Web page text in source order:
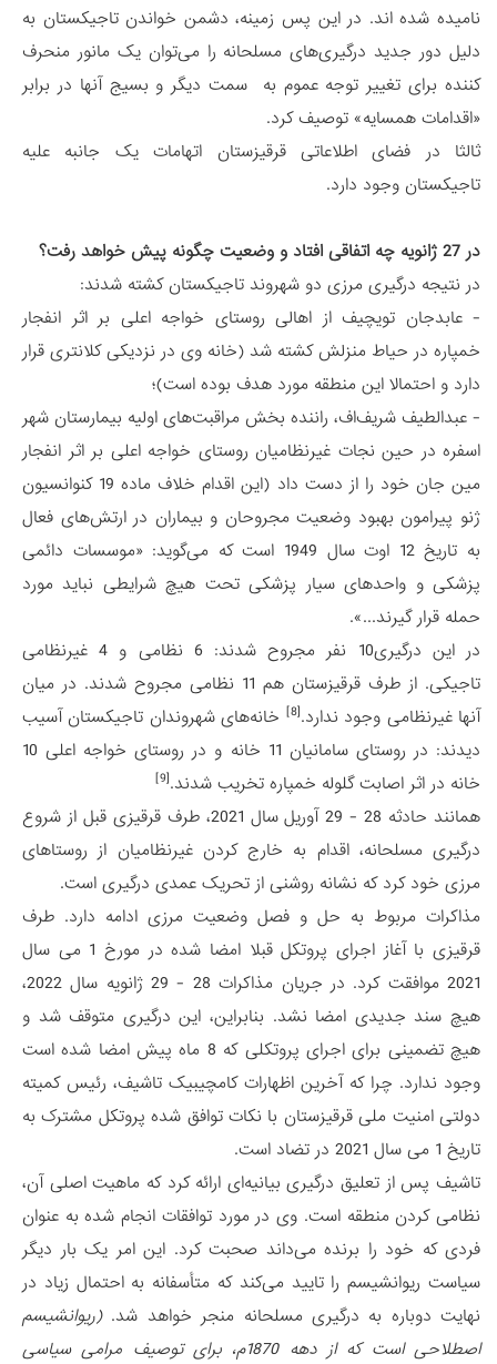
نامیده شده اند. در این پس زمینه، دشمن خواندن تاجیکستان به
دلیل دور جدید درگیری‌های مسلحانه را می‌توان یک مانور منحرف
کننده برای تغییر توجه عموم به سمت دیگر و بسیج آنها در برابر
«اقدامات همسایه» توصیف کرد.
ثالثا در فضای اطلاعاتی قرقیزستان اتهامات یک جانبه علیه
تاجیکستان وجود دارد.
در 27 ژانویه چه اتفاقی افتاد و وضعیت چگونه پیش خواهد رفت؟
در نتیجه درگیری مرزی دو شهروند تاجیکستان کشته شدند:
- عابدجان تویچیف از اهالی روستای خواجه اعلی بر اثر انفجار
خمپاره در حیاط منزلش کشته شد (خانه وی در نزدیکی کلانتری قرار
دارد و احتمالا این منطقه مورد هدف بوده است)؛
- عبدالطیف شریف‌اف، راننده بخش مراقبت‌های اولیه بیمارستان شهر
اسفره در حین نجات غیرنظامیان روستای خواجه اعلی بر اثر انفجار
مین جان خود را از دست داد (این اقدام خلاف ماده 19 کنوانسیون
ژنو پیرامون بهبود وضعیت مجروحان و بیماران در ارتش‌های فعال
به تاریخ 12 اوت سال 1949 است که می‌گوید: «موسسات دائمی
پزشکی و واحدهای سیار پزشکی تحت هیچ شرایطی نباید مورد
حمله قرار گیرند...».
در این درگیری10 نفر مجروح شدند: 6 نظامی و 4 غیرنظامی
تاجیکی. از طرف قرقیزستان هم 11 نظامی مجروح شدند. در میان
آنها غیرنظامی وجود ندارد.[8]
خانه‌های شهروندان تاجیکستان آسیب
دیدند: در روستای سامانیان 11 خانه و در روستای خواجه اعلی 10
خانه در اثر اصابت گلوله خمپاره تخریب شدند.[9]
همانند حادثه 28 - 29 آوریل سال 2021، طرف قرقیزی قبل از شروع
درگیری مسلحانه، اقدام به خارج کردن غیرنظامیان از روستاهای
مرزی خود کرد که نشانه روشنی از تحریک عمدی درگیری است.
مذاکرات مربوط به حل و فصل وضعیت مرزی ادامه دارد. طرف
قرقیزی با آغاز اجرای پروتکل قبلا امضا شده در مورخ 1 می سال
2021 موافقت کرد. در جریان مذاکرات 28 - 29 ژانویه سال 2022،
هیچ سند جدیدی امضا نشد. بنابراین، این درگیری متوقف شد و
هیچ تضمینی برای اجرای پروتکلی که 8 ماه پیش امضا شده است
وجود ندارد. چرا که آخرین اظهارات کامچیبیک تاشیف، رئیس کمیته
دولتی امنیت ملی قرقیزستان با نکات توافق شده پروتکل مشترک به
تاریخ 1 می سال 2021 در تضاد است.
تاشیف پس از تعلیق درگیری بیانیه‌ای ارائه کرد که ماهیت اصلی آن،
نظامی کردن منطقه است. وی در مورد توافقات انجام شده به عنوان
فردی که خود را برنده می‌داند صحبت کرد. این امر یک بار دیگر
سیاست ریوانشیسم را تایید می‌کند که متأسفانه به احتمال زیاد در
نهایت دوباره به درگیری مسلحانه منجر خواهد شد.(ریوانشیسم
اصطلاحی است که از دهه 1870م، برای توصیف مرامی سیاسی